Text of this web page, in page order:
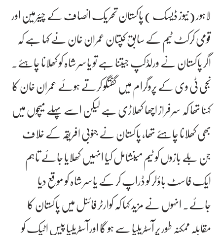
لاہور (نیوز ڈیسک ) پاکستان تحریک انصاف کے چیئرمین اور
قومی کرکٹ ٹیم کے سابق کپتان عمران خان نے کہا ہے کہ
اگر پاکستان نے ورلڈکپ جیتنا ہے تو یاسر شاہ کو کھلانا چاہئے۔
نجی ٹی وی کے پروگرام میں گفتگو کرتے ہوئے عمران خان کا
کہنا تھا کہ سرفراز اچھا کھلاڑی ہے لیکن اسے پہلے میچوں میں
بھی کھلانا چاہئے تھا، پاکستان نے جنوبی افریقہ کے خلاف
جن بلے بازوں کو ٹیم میںشامل کیا انہیں کھلایا جائے تاہم
ایک فاسٹ باؤلر کو ڈراپ کر کے یاسر شاہ کو موقع دیا
جائے۔ انہوں نے مزید کہا کہ کوارٹر فائنل میں پاکستان کا
مقابلہ ممکنہ طور پر آسٹریلیا سے ہو گا اور آسٹریلیا پیس اٹیک کو